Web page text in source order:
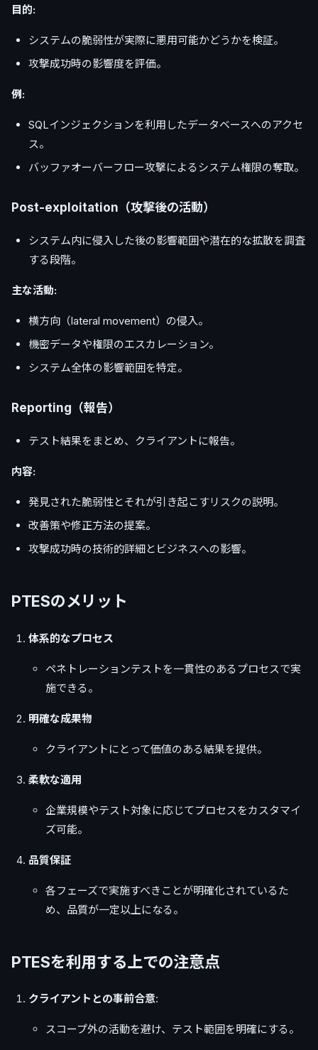
目的:
システムの脆弱性が実際に悪用可能かどうかを検証。
攻撃成功時の影響度を評価。
例:
SQLインジェクションを利用したデータベースへのアクセ
ス。
バッファオーバーフロー攻撃によるシステム権限の奪取。
Post-exploitation（攻撃後の活動）
システム内に侵入した後の影響範囲や潜在的な拡散を調査
する段階。
主な活動:
横方向（lateral movement）の侵入。
機密データや権限のエスカレーション。
システム全体の影響範囲を特定。
Reporting（報告）
テスト結果をまとめ、クライアントに報告。
内容:
発見された脆弱性とそれが引き起こすリスクの説明。
改善策や修正方法の提案。
攻撃成功時の技術的詳細とビジネスへの影響。
PTESのメリット
体系的なプロセス
ペネトレーションテストを一貫性のあるプロセスで実
施できる。
明確な成果物
クライアントにとって価値のある結果を提供。
柔軟な適用
企業規模やテスト対象に応じてプロセスをカスタマイ
ズ可能。
品質保証
各フェーズで実施すべきことが明確化されているた
め、品質が一定以上になる。
PTESを利用する上での注意点
クライアントとの事前合意:
スコープ外の活動を避け、テスト範囲を明確にする。